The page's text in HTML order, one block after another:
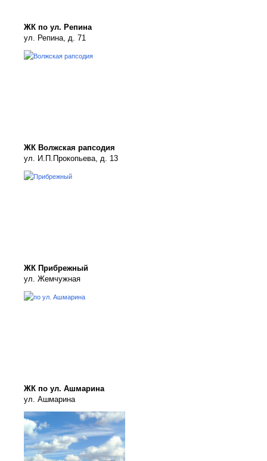
ЖК по ул. Репина
ул. Репина, д. 71
ЖК Волжская рапсодия
ул. И.П.Прокопьева, д. 13
ЖК Прибрежный
ул. Жемчужная
ЖК по ул. Ашмарина
ул. Ашмарина